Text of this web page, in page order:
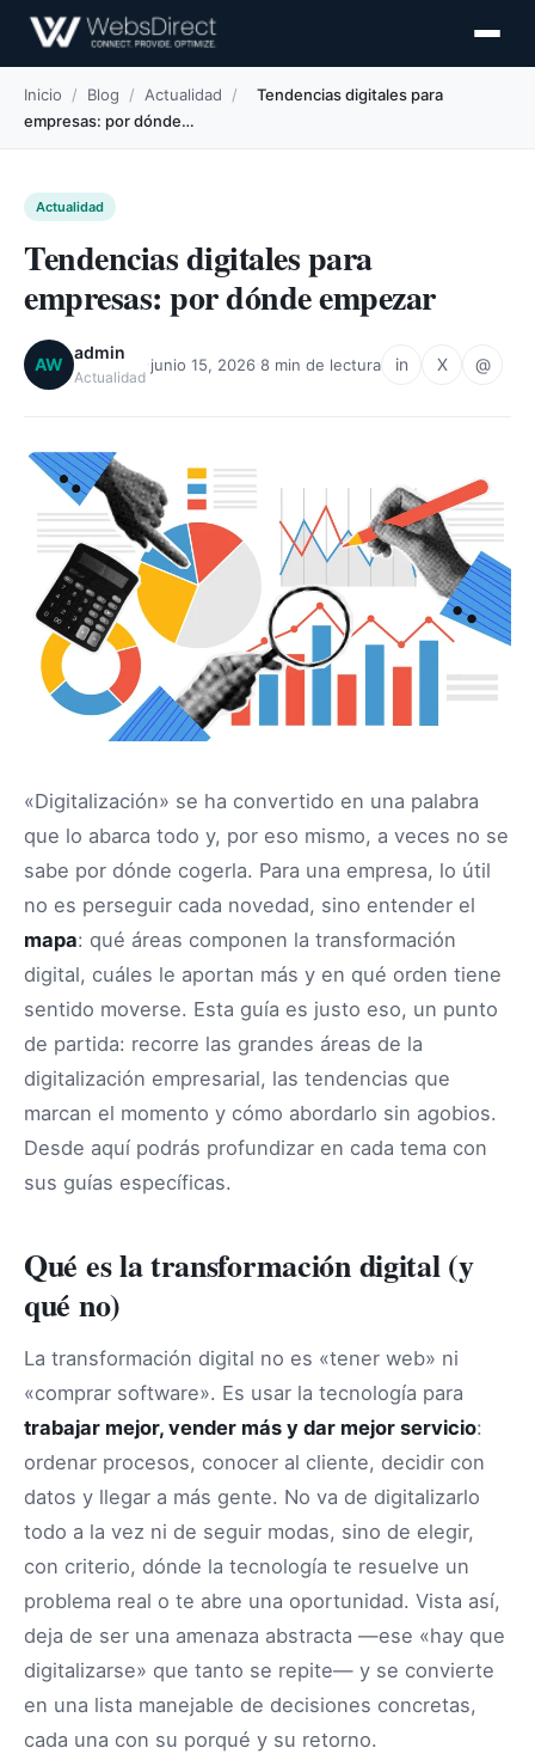
Inicio / Blog / Actualidad /
Tendencias digitales para
empresas: por dónde…
Actualidad
Tendencias digitales para
empresas: por dónde empezar
AW
admin
Actualidad
junio 15, 2026 8 min de lectura in X @
«Digitalización» se ha convertido en una palabra
que lo abarca todo y, por eso mismo, a veces no se
sabe por dónde cogerla. Para una empresa, lo útil
no es perseguir cada novedad, sino entender el
mapa: qué áreas componen la transformación
digital, cuáles le aportan más y en qué orden tiene
sentido moverse. Esta guía es justo eso, un punto
de partida: recorre las grandes áreas de la
digitalización empresarial, las tendencias que
marcan el momento y cómo abordarlo sin agobios.
Desde aquí podrás profundizar en cada tema con
sus guías específicas.
Qué es la transformación digital (y
qué no)
La transformación digital no es «tener web» ni
«comprar software». Es usar la tecnología para
trabajar mejor, vender más y dar mejor servicio:
ordenar procesos, conocer al cliente, decidir con
datos y llegar a más gente. No va de digitalizarlo
todo a la vez ni de seguir modas, sino de elegir,
con criterio, dónde la tecnología te resuelve un
problema real o te abre una oportunidad. Vista así,
deja de ser una amenaza abstracta —ese «hay que
digitalizarse» que tanto se repite— y se convierte
en una lista manejable de decisiones concretas,
cada una con su porqué y su retorno.